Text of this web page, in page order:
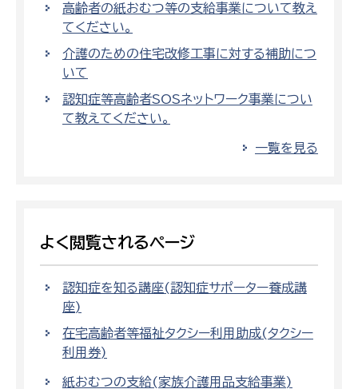
高齢者の紙おむつ等の支給事業について教え
てください。
介護のための住宅改修工事に対する補助につ
いて
認知症等高齢者SOSネットワーク事業につい
て教えてください。
一覧を見る
よく閲覧されるページ
認知症を知る講座(認知症サポーター養成講
座)
在宅高齢者等福祉タクシー利用助成(タクシー
利用券)
紙おむつの支給(家族介護用品支給事業)